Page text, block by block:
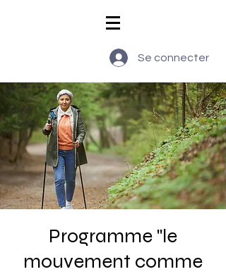
Se connecter
Programme "le
mouvement comme